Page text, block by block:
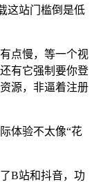
这站门槛倒是低
点慢，等一个视
有它强制要你登
源，非逼着注册
体验不太像“花
B站和抖音，功